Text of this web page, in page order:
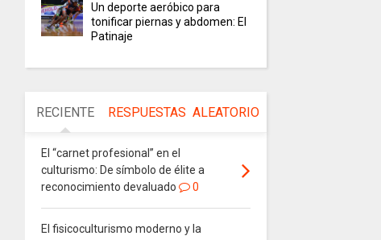
Un deporte aeróbico para
tonificar piernas y abdomen: El
Patinaje
RECIENTE RESPUESTAS ALEATORIO
El “carnet profesional” en el
culturismo: De símbolo de élite a
reconocimiento devaluado
0
El fisicoculturismo moderno y la